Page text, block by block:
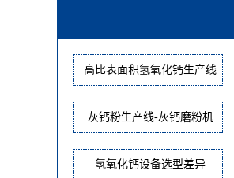
高比表面积氢氧化钙生产线
灰钙粉生产线-灰钙磨粉机
氢氧化钙设备选型差异